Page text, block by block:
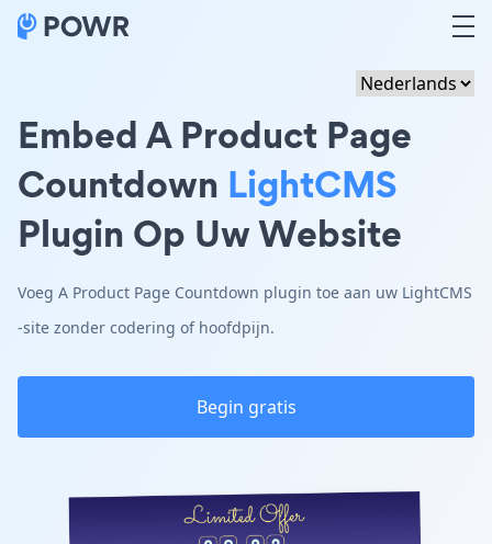
Embed A Product Page
Countdown LightCMS
Plugin Op Uw Website
Voeg A Product Page Countdown plugin toe aan uw LightCMS
-site zonder codering of hoofdpijn.
Begin gratis